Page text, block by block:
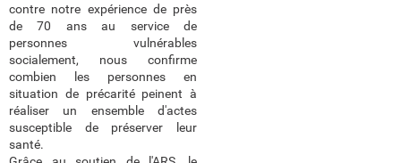
contre notre expérience de près
de 70 ans au service de
personnes vulnérables
socialement, nous confirme
combien les personnes en
situation de précarité peinent à
réaliser un ensemble d'actes
susceptible de préserver leur
santé.